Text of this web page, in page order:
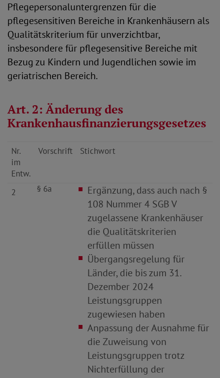
Pflegepersonaluntergrenzen für die
pflegesensitiven Bereiche in Krankenhäusern als
Qualitätskriterium für unverzichtbar,
insbesondere für pflegesensitive Bereiche mit
Bezug zu Kindern und Jugendlichen sowie im
geriatrischen Bereich.
Art. 2: Änderung des
Krankenhausfinanzierungsgesetzes
Nr.
im
Entw.
Vorschrift Stichwort
2 § 6a
Ergänzung, dass auch nach §
108 Nummer 4 SGB V
zugelassene Krankenhäuser
die Qualitätskriterien
erfüllen müssen
Übergangsregelung für
Länder, die bis zum 31.
Dezember 2024
Leistungsgruppen
zugewiesen haben
Anpassung der Ausnahme für
die Zuweisung von
Leistungsgruppen trotz
Nichterfüllung der